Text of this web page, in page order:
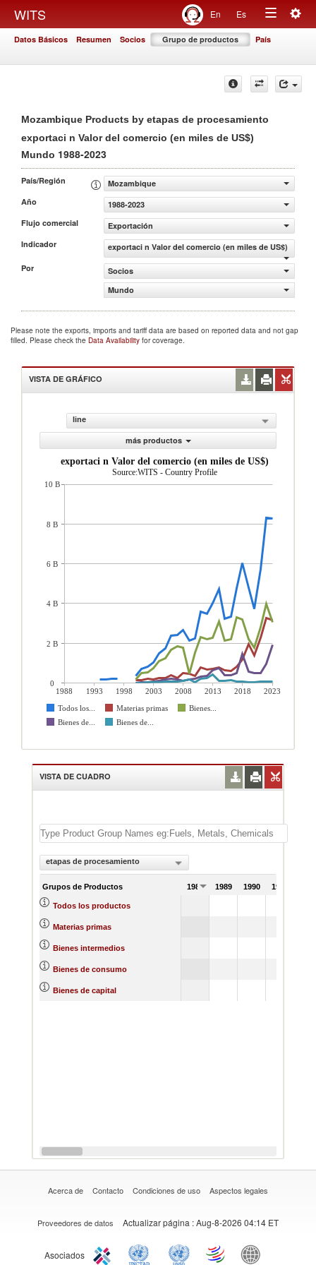
WITS En Es
Toggle
Datos Básicos Resumen Socios Grupo de productos País
Mozambique Products by etapas de procesamiento
exportaci n Valor del comercio (en miles de US$)
Mundo 1988-2023
País/Región
Mozambique
Año
1988-2023
Flujo comercial
Exportación
Indicador
exportaci n Valor del comercio (en miles de US$)
Por
Socios
Mundo
Please note the exports, imports and tariff data are based on reported data and not gap
filled. Please check the Data Availability for coverage.
VISTA DE GRÁFICO
line
más productos
exportaci n Valor del comercio (en miles de US$)
Source:WITS - Country Profile
1988 1993 1998 2003 2008 2013 2018
2023
Todos los...
Materias primas
Bienes...
Bienes de...
Bienes de...
10 B
8 B
6 B
4 B
2 B
0
VISTA DE CUADRO
etapas de procesamiento
Grupos de Productos 1988 1989 1990 1991
Todos los productos
Materias primas
Bienes intermedios
Bienes de consumo
Bienes de capital
Acerca de Contacto Condiciones de uso Aspectos legales
Proveedores de datos Actualizar página : Aug-8-2026 04:14 ET
Asociados